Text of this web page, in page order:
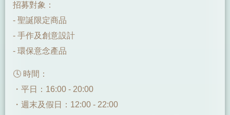
招募對象：
- 聖誕限定商品
- 手作及創意設計
- 環保意念產品
🕓 時間：
・平日：16:00 - 20:00
・週末及假日：12:00 - 22:00